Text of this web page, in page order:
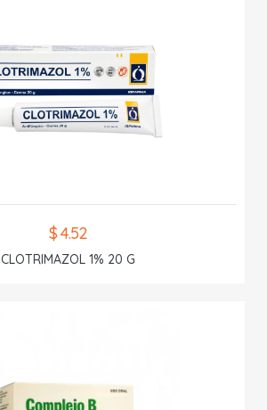
$ 4.52
CLOTRIMAZOL 1% 20 G